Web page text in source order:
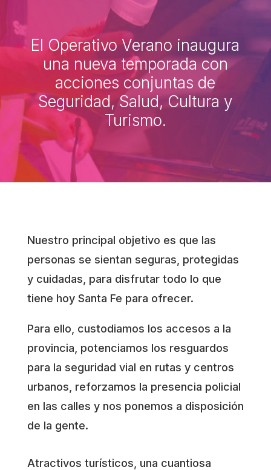
El Operativo Verano inaugura
una nueva temporada con
acciones conjuntas de
Seguridad, Salud, Cultura y
Turismo.
Nuestro principal objetivo es que las
personas se sientan seguras, protegidas
y cuidadas, para disfrutar todo lo que
tiene hoy Santa Fe para ofrecer.
Para ello, custodiamos los accesos a la
provincia, potenciamos los resguardos
para la seguridad vial en rutas y centros
urbanos, reforzamos la presencia policial
en las calles y nos ponemos a disposición
de la gente.
Atractivos turísticos, una cuantiosa